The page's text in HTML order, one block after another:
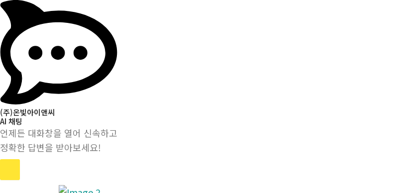
(주)온빛아이앤씨
AI 채팅
언제든 대화창을 열어 신속하고
정확한 답변을 받아보세요!